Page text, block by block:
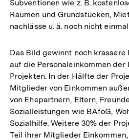
Subventionen wie z. B.
Räumen und Grundstücken,
nachlässe u. ä. noch nicht
Das Bild gewinnt noch krassere
auf die Personaleinkommen der
Projekten. In der Hälfte der
Mitglieder von Einkommen
von Ehepartnern, Eltern,
Sozialleistungen wie BAföG,
Sozialhilfe. Weitere 30% der
Teil ihrer Mitglieder